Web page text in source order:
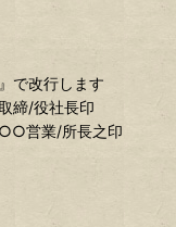
で改行します
締/役社長印
営業/所長之印